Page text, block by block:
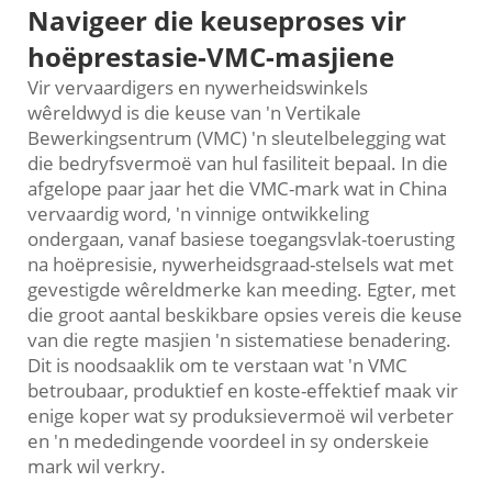
Navigeer die keuseproses vir
hoëprestasie-VMC-masjiene
Vir vervaardigers en nywerheidswinkels
wêreldwyd is die keuse van 'n Vertikale
Bewerkingsentrum (VMC) 'n sleutelbelegging wat
die bedryfsvermoë van hul fasiliteit bepaal. In die
afgelope paar jaar het die VMC-mark wat in China
vervaardig word, 'n vinnige ontwikkeling
ondergaan, vanaf basiese toegangsvlak-toerusting
na hoëpresisie, nywerheidsgraad-stelsels wat met
gevestigde wêreldmerke kan meeding. Egter, met
die groot aantal beskikbare opsies vereis die keuse
van die regte masjien 'n sistematiese benadering.
Dit is noodsaaklik om te verstaan wat 'n VMC
betroubaar, produktief en koste-effektief maak vir
enige koper wat sy produksievermoë wil verbeter
en 'n mededingende voordeel in sy onderskeie
mark wil verkry.